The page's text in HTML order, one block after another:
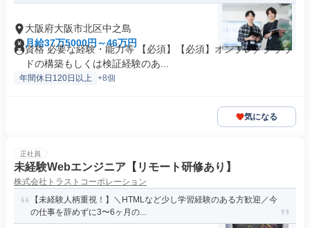
大阪府大阪市北区中之島
月給37万5000円～46万円
資格 必要な経験・能力等 【必須】【必須】オンプレ／クラウ
ドの構築もしくは検証経験のあ...
年間休日120日以上 +8個
気になる
正社員
未経験Webエンジニア【リモート研修あり】
株式会社トラストコーポレーション
【未経験人柄重視！】＼HTMLなど少し学習経験のある方歓迎／今
の仕事を辞めずに3〜6ヶ月の...